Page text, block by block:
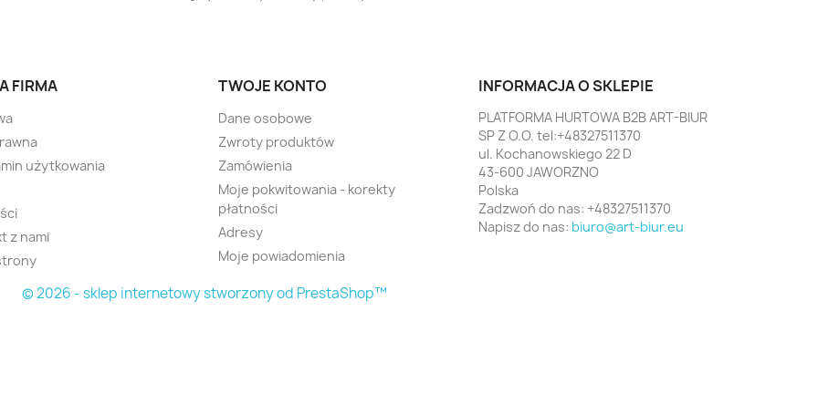
FIRMA
użytkowania
z nami
TWOJE KONTO
Dane osobowe
Zwroty produktów
Zamówienia
Moje pokwitowania - korekty
płatności
Adresy
Moje powiadomienia
INFORMACJA O SKLEPIE
PLATFORMA HURTOWA B2B ART-BIUR
SP Z O.O. tel:+48327511370
ul. Kochanowskiego 22 D
43-600 JAWORZNO
Polska
Zadzwoń do nas: +48327511370
Napisz do nas: biuro@art-biur.eu
© 2026 - sklep internetowy stworzony od PrestaShop™